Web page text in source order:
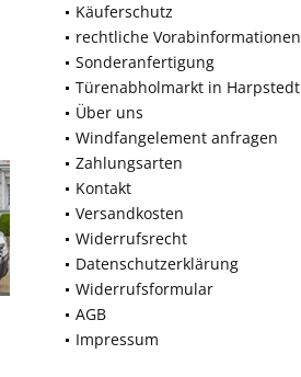
Käuferschutz
rechtliche Vorabinformationen
Sonderanfertigung
Türenabholmarkt in Harpstedt
Über uns
Windfangelement anfragen
Zahlungsarten
Kontakt
Versandkosten
Widerrufsrecht
Datenschutzerklärung
Widerrufsformular
AGB
Impressum